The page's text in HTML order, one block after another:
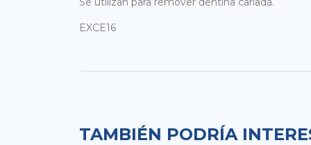
EXCE16
TAMBIÉN PODRÍA